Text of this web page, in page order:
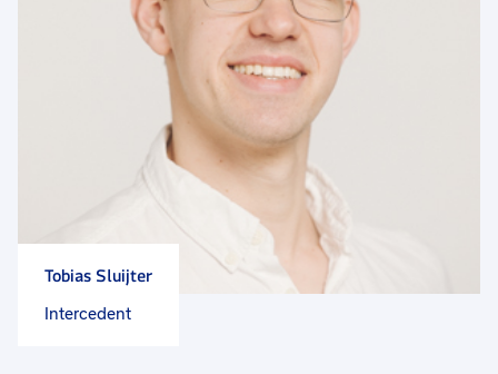
Tobias Sluijter
Intercedent